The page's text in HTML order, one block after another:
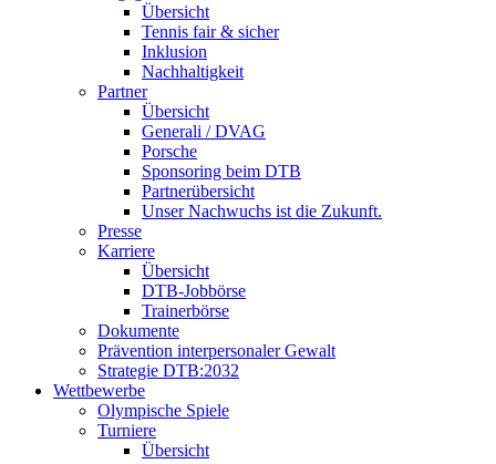
Übersicht
Tennis fair & sicher
Inklusion
Nachhaltigkeit
Partner
Übersicht
Generali / DVAG
Porsche
Sponsoring beim DTB
Partnerübersicht
Unser Nachwuchs ist die Zukunft.
Presse
Karriere
Übersicht
DTB-Jobbörse
Trainerbörse
Dokumente
Prävention interpersonaler Gewalt
Strategie DTB:2032
Wettbewerbe
Olympische Spiele
Turniere
Übersicht